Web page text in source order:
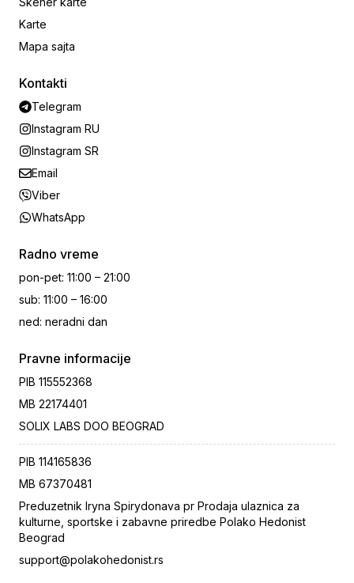
Karte
Mapa sajta
Kontakti
Telegram
Instagram RU
Instagram SR
Email
Viber
WhatsApp
Radno vreme
pon-pet: 11:00 – 21:00
sub: 11:00 – 16:00
ned: neradni dan
Pravne informacije
PIB 115552368
MB 22174401
SOLIX LABS DOO BEOGRAD
PIB 114165836
MB 67370481
Preduzetnik Iryna Spirydonava pr Prodaja ulaznica za
kulturne, sportske i zabavne priredbe Polako Hedonist
Beograd
support@polakohedonist.rs